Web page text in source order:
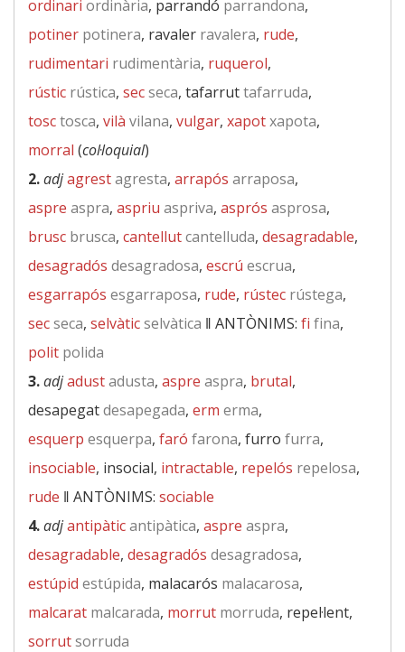
ordinari ordinària, parrandó parrandona,
potiner potinera, ravaler ravalera, rude,
rudimentari rudimentària, ruquerol,
rústic rústica, secseca, tafarruttafarruda,
tosctosca, vilà vilana, vulgar, xapotxapota,
morral (col·loquial)
2.adjagrestagresta, arrapós arraposa,
aspre aspra, aspriu aspriva, asprós asprosa,
brusc brusca, cantellutcantelluda, desagradable,
desagradós desagradosa, escrú escrua,
esgarrapós esgarraposa, rude, rústec rústega,
secseca, selvàticselvàtica ‖ ANTÒNIMS: fi fina,
polit polida
3.adjadustadusta, aspre aspra, brutal,
desapegatdesapegada, erm erma,
esquerp esquerpa, faró farona, furro furra,
insociable, insocial, intractable, repelós repelosa,
rude ‖ ANTÒNIMS: sociable
4.adjantipàticantipàtica, aspre aspra,
desagradable, desagradós desagradosa,
estúpid estúpida, malacarós malacarosa,
malcarat malcarada, morrut morruda, repel·lent,
sorrutsorruda